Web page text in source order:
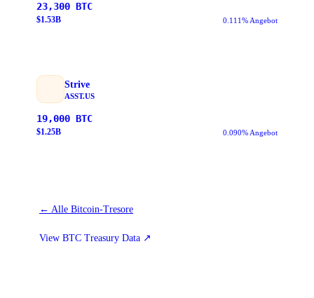
23,300 BTC
$1.53B 0.111% Angebot
Strive
ASST.US
19,000 BTC
$1.25B 0.090% Angebot
← Alle Bitcoin-Tresore
View BTC Treasury Data ↗